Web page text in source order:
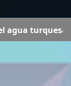
fétido: el